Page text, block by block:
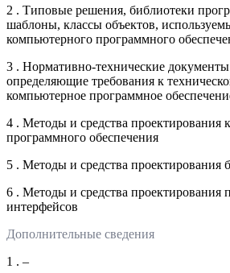
2 . Типовые решения, библиотеки
шаблоны, классы объектов,
компьютерного программного
3 . Нормативно-технические
определяющие требования к
компьютерное программное
4 . Методы и средства проектирования
программного обеспечения
5 . Методы и средства проектирования
6 . Методы и средства проектирования
интерфейсов
Дополнительные сведения
1 . –